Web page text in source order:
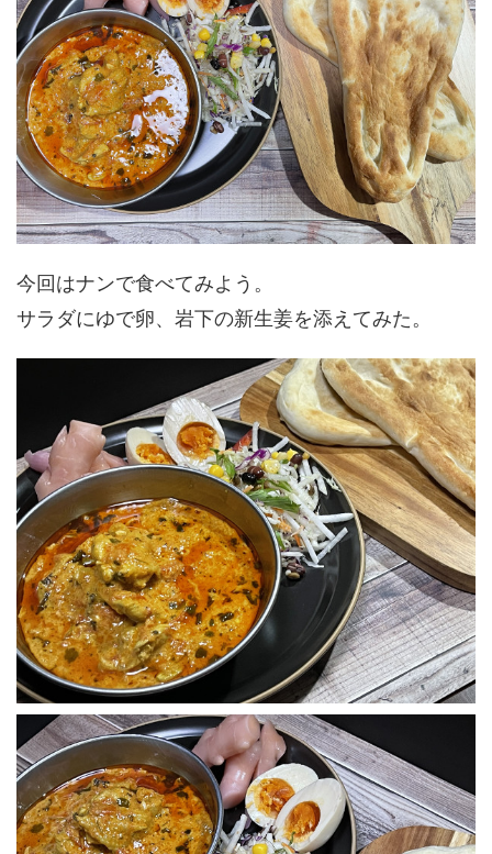
今回はナンで食べてみよう。
サラダにゆで卵、岩下の新生姜を添えてみた。